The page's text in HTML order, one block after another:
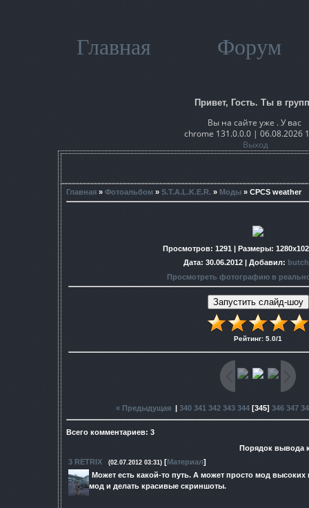
Главная Форум
Привет, Гость. Ты в
Вы на сайте уже . У вас
chrome 131.0.0.0 | 06.08.2026
Выход
Главная » Фотоальбом » S.T.A.L.K.E.R. » Моды » СPCS weather
Просмотров: 1291 | Размеры:
Дата: 30.06.2012 | Добавил:
Просмотреть фотографию в
Рейтинг: 5.0/1
« Предыдущая| 340 341 342 343 344[345] 346 347
Всего комментариев: 3
Порядок вывода
3 RETRIX (02.07.2012 03:31) [Материал]
Может есть какой-то путь. А может просто мод
мод и делать красивые скриншоты.